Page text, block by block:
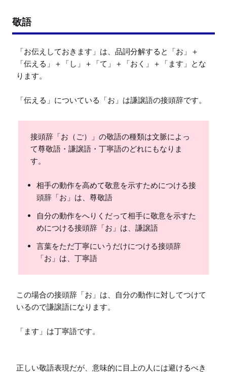
敬語
「お伝えしておきます」は、品詞分解すると「お」＋
「伝える」＋「し」＋「て」＋「おく」＋「ます」とな
ります。
「伝える」についている「お」は謙譲語の接頭辞です。
接頭辞「お（ご）」の敬語の種類は文脈によっ
て尊敬語・謙譲語・丁寧語のどれにもなりま
す。
相手の動作を高めて敬意を示すためにつける接
頭辞「お」は、尊敬語
自分の動作をへりくだって相手に敬意を示すた
めにつける接頭辞「お」は、謙譲語
言葉をただ丁寧にいうだけにつける接頭辞
「お」は、丁寧語
この場合の接頭辞「お」は、自分の動作に対してつけて
いるので謙譲語になります。
「ます」は丁寧語です。
正しい敬語表現だが、意味的に目上の人には避けるべき